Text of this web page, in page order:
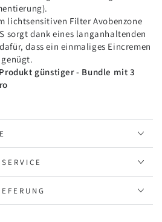
lichtsensitiven Filter Avobenzone
sorgt dank eines langanhaltenden
dass ein einmaliges Eincremen
günstiger - Bundle mit 3